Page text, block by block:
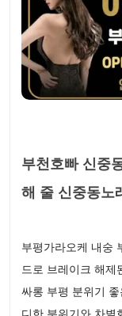
부천호빠 신중
해 줄 신중동노
부평가라오케 내숭
드로 브레이크 해제
싸롱 부평 분위기